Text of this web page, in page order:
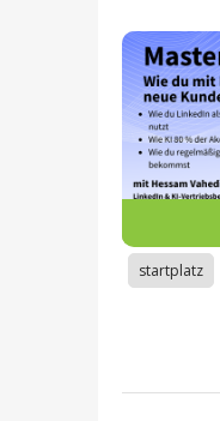
startplatz